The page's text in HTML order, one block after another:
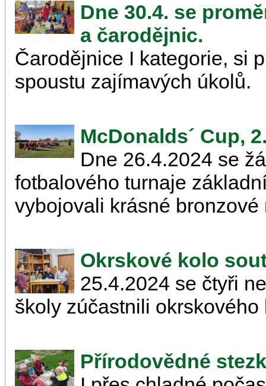
Dne 30.4. se
a čarodějnic.
Čarodějnice I kategorie, si
spoustu zajímavých úkolů.
McDonalds´ Cup,
Dne 26.4.2024 se
fotbalového turnaje
vybojovali krásné bronzové
Okrskové kolo
25.4.2024 se čtyři
školy zúčastnili okrskového
Přírodovědné